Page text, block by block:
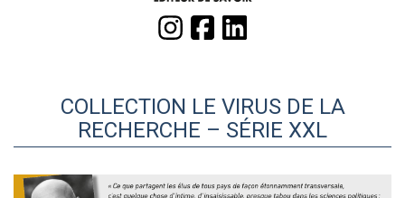
COLLECTION LE VIRUS DE LA
RECHERCHE – SÉRIE XXL
Précédent